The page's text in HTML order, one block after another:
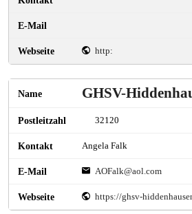
http:
GHSV-
32120
Angela Falk
AOFalk@aol.com
https://ghsv-